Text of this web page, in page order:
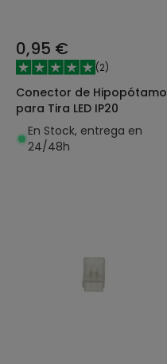
0,95 €
(2)
Conector de Hipopótamo
para Tira LED IP20
En Stock, entrega en
24/48h